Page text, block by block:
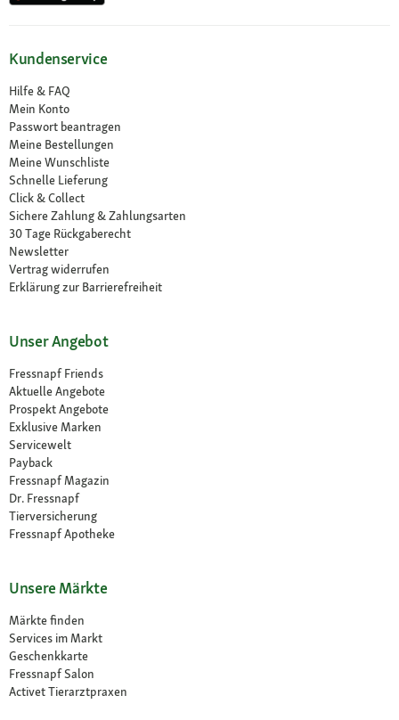
Kundenservice
Hilfe & FAQ
Mein Konto
Passwort beantragen
Meine Bestellungen
Meine Wunschliste
Schnelle Lieferung
Click & Collect
Sichere Zahlung & Zahlungsarten
30 Tage Rückgaberecht
Newsletter
Vertrag widerrufen
Erklärung zur Barrierefreiheit
Unser Angebot
Fressnapf Friends
Aktuelle Angebote
Prospekt Angebote
Exklusive Marken
Servicewelt
Payback
Fressnapf Magazin
Dr. Fressnapf
Tierversicherung
Fressnapf Apotheke
Unsere Märkte
Märkte finden
Services im Markt
Geschenkkarte
Fressnapf Salon
Activet Tierarztpraxen